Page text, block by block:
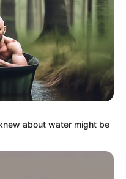
about water might be